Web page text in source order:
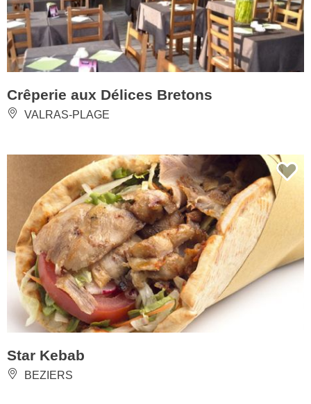
Crêperie aux Délices Bretons
VALRAS-PLAGE
Star Kebab
BEZIERS